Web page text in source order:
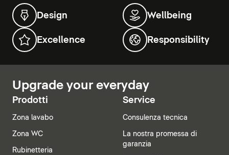
Design Wellbeing
Excellence Responsibility
Upgrade your everyday
Prodotti
Zona lavabo
Zona WC
Rubinetteria
Service
Consulenza tecnica
La nostra promessa di
garanzia